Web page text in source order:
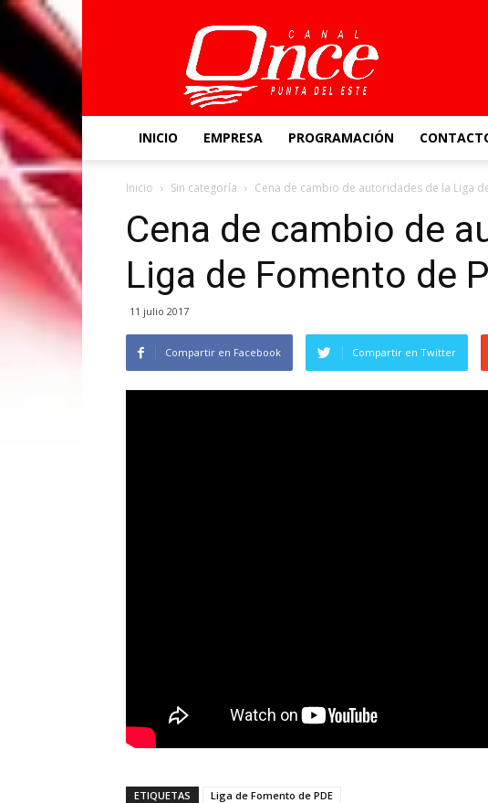
Canal
Once
INICIO EMPRESA PROGRAMACIÓN
Inicio Sin categoría Cena de cambio de autoridades de la Liga
Cena de cambio de
Liga de Fomento de
11 julio 2017
Compartir en Facebook Compartir en Twitter
ETIQUETAS Liga de Fomento de PDE